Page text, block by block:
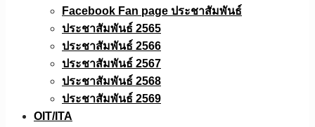
Facebook Fan page ประชาสัมพันธ์
ประชาสัมพันธ์ 2565
ประชาสัมพันธ์ 2566
ประชาสัมพันธ์ 2567
ประชาสัมพันธ์ 2568
ประชาสัมพันธ์ 2569
OIT/ITA